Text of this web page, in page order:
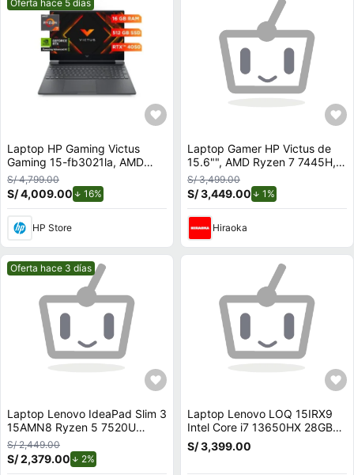
Oferta hace 5 días
Laptop HP Gaming Victus
Gaming 15-fb3021la, AMD
Ryzen 7, 16 GB GPU NVIDIA®
GeForce RTX™ 4050, 512 GB
SSD, 15.6, FHD Windows 11
S/ 4,799.00
S/ 4,009.00 16%
HP Store
Laptop Gamer HP Victus de
15.6"", AMD Ryzen 7 7445H,
NVIDIA GeForce RTX 3050,
16GB RAM, disco sólido de
512GB, modelo 15-fb3020la
S/ 3,499.00
S/ 3,449.00 1%
Hiraoka
Mejor precio.
Oferta hace 3 días
Laptop Lenovo IdeaPad Slim 3
15AMN8 Ryzen 5 7520U
2.8HZ 16Gb Ram 512Gb SSD
15.6 Wind-82XQ00N6LM
S/ 2,449.00
S/ 2,379.00 2%
Laptop Lenovo LOQ 15IRX9
Intel Core i7 13650HX 28GB
RAM 512GB SSD 6GB RTX
3050 15.6 FHD
S/ 3,399.00